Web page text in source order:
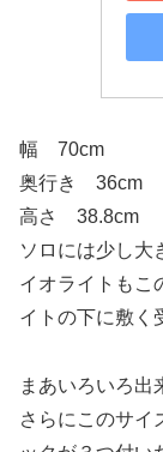
幅 70cm
奥行き 36cm
高さ 38.8cm
ソロには少し大
イオライトもこ
イトの下に敷く
まあいろいろ出
さらにこのサイ